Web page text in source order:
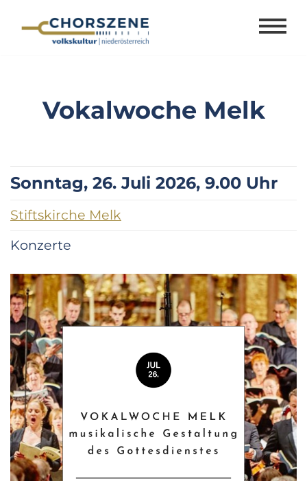
Vokalwoche Melk
Sonntag, 26. Juli 2026, 9.00 Uhr
Stiftskirche Melk
Konzerte